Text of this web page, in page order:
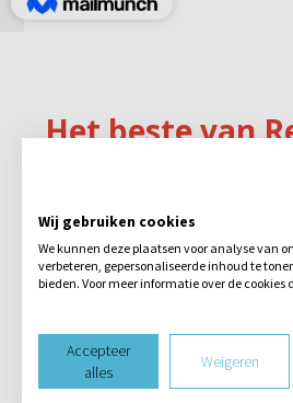
Wij gebruiken cookies
We kunnen deze plaatsen voor analyse van
verbeteren, gepersonaliseerde inhoud te
bieden. Voor meer informatie over de
Accepteer
alles
Weigeren